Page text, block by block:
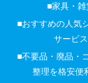
■家具・雑
■おすすめの人気
サービス
■不要品・廃品・
整理を格安便